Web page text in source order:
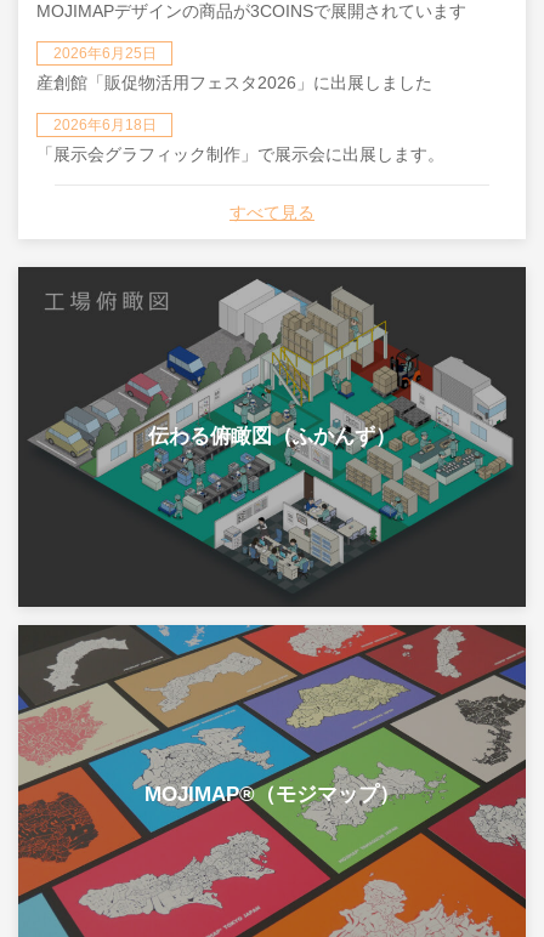
MOJIMAPデザインの商品が3COINSで展開されています
2026年6月25日
産創館「販促物活用フェスタ2026」に出展しました
2026年6月18日
「展示会グラフィック制作」で展示会に出展します。
すべて見る
伝わる俯瞰図（ふかんず）
MOJIMAP®（モジマップ）